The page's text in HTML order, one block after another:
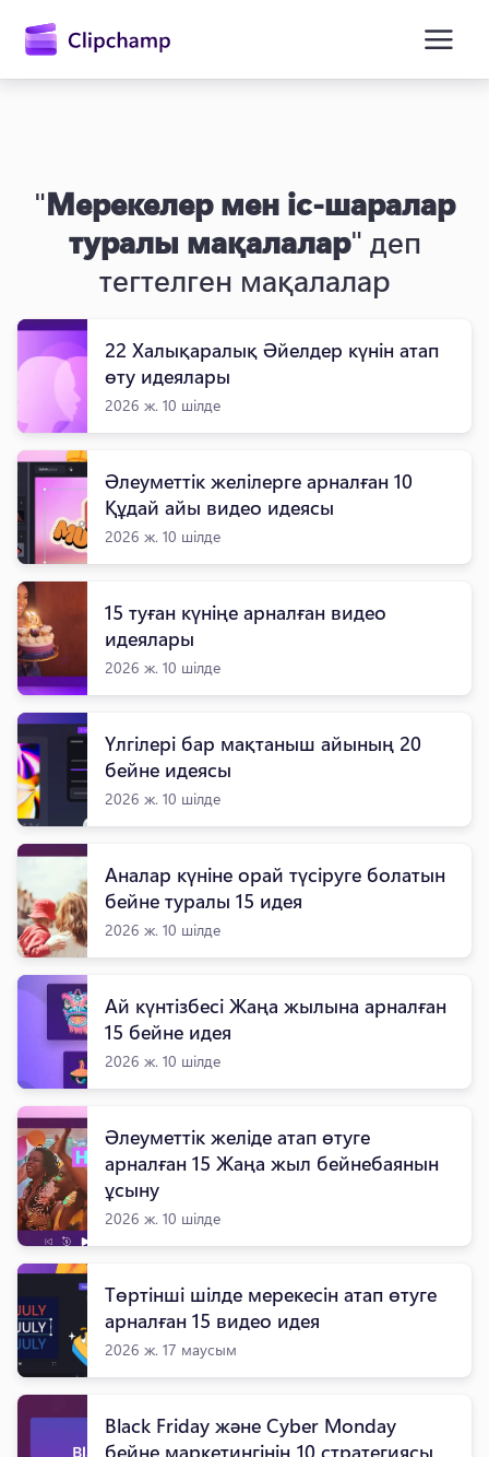
Тегін қолданып көру
"Мерекелер мен іс-шаралар
туралы мақалалар" деп
тегтелген мақалалар
22 Халықаралық Әйелдер күнін атап
өту идеялары
2026 ж. 10 шілде
Әлеуметтік желілерге арналған 10
Құдай айы видео идеясы
2026 ж. 10 шілде
15 туған күніңе арналған видео
идеялары
2026 ж. 10 шілде
Үлгілері бар мақтаныш айының 20
бейне идеясы
2026 ж. 10 шілде
Аналар күніне орай түсіруге болатын
бейне туралы 15 идея
2026 ж. 10 шілде
Ай күнтізбесі Жаңа жылына арналған
15 бейне идея
2026 ж. 10 шілде
Әлеуметтік желіде атап өтуге
арналған 15 Жаңа жыл бейнебаянын
ұсыну
2026 ж. 10 шілде
Төртінші шілде мерекесін атап өтуге
арналған 15 видео идея
2026 ж. 17 маусым
Black Friday және Cyber Monday
бейне маркетингінің 10 стратегиясы